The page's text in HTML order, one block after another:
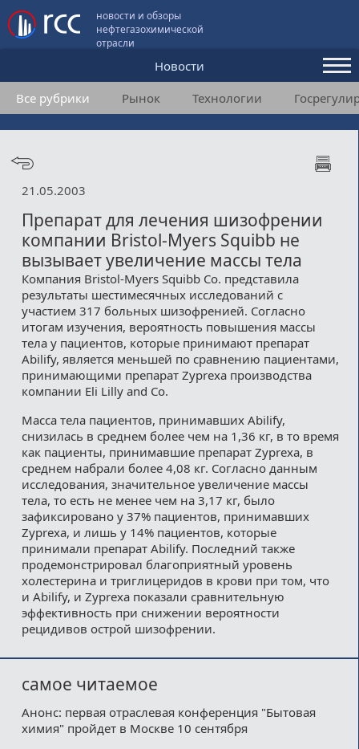
новости и обзоры
нефтегазохимической
отрасли
Новости
Аналитика и мнения
Конференции
Пользовательское соглашение
Медиакит
Контакты
Все рубрики Рынок Технологии
21.05.2003
Препарат для лечения шизофрении
компании Bristol-Myers Squibb не
вызывает увеличение массы тела
Компания Bristol-Myers Squibb Co. представила
результаты шестимесячных исследований с
участием 317 больных шизофренией. Согласно
итогам изучения, вероятность повышения массы
тела у пациентов, которые принимают препарат
Abilify, является меньшей по сравнению пациентами,
принимающими препарат Zyprexa производства
компании Eli Lilly and Co.
Масса тела пациентов, принимавших Abilify,
снизилась в среднем более чем на 1,36 кг, в то время
как пациенты, принимавшие препарат Zyprexa, в
среднем набрали более 4,08 кг. Согласно данным
исследования, значительное увеличение массы
тела, то есть не менее чем на 3,17 кг, было
зафиксировано у 37% пациентов, принимавших
Zyprexa, и лишь у 14% пациентов, которые
принимали препарат Abilify. Последний также
продемонстрировал благоприятный уровень
холестерина и триглицеридов в крови при том, что
и Abilify, и Zyprexa показали сравнительную
эффективность при снижении вероятности
рецидивов острой шизофрении.
самое читаемое
Анонс: первая отраслевая конференция "Бытовая
химия" пройдет в Москве 10 сентября